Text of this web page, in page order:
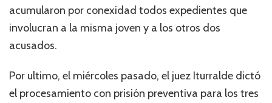
acumularon por conexidad todos expedientes que
involucran a la misma joven y a los otros dos
acusados.
Por ultimo, el miércoles pasado, el juez Iturralde dictó
el procesamiento con prisión preventiva para los tres